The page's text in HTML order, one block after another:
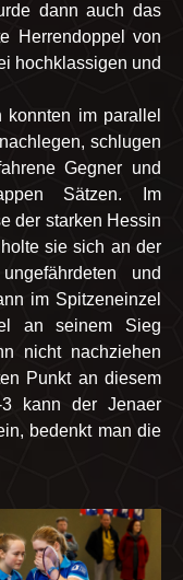
dann auch das
Herrendoppel von
hochklassigen und
konnten im parallel
schlugen
Gegner und
Sätzen. Im
der starken Hessin
sie sich an der
und
im Spitzeneinzel
an seinem Sieg
nicht nachziehen
Punkt an diesem
kann der Jenaer
bedenkt man die